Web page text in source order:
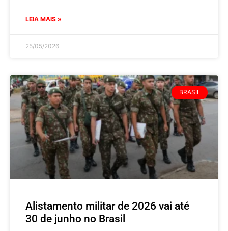
LEIA MAIS »
25/05/2026
BRASIL
Alistamento militar de 2026 vai até
30 de junho no Brasil